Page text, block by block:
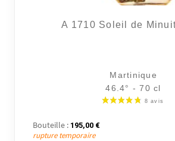
A 1710 Soleil de
Martinique
46.4° - 70 cl
Bouteille : 195,00 €
rupture temporaire